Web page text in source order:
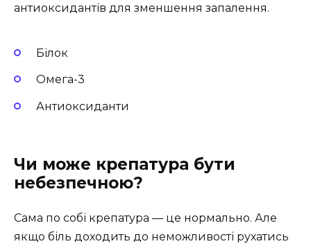
антиоксидантів для зменшення запалення.
Білок
Омега-3
Антиоксиданти
Чи може крепатура бути
небезпечною?
Сама по собі крепатура — це нормально. Але
якщо біль доходить до неможливості рухатись